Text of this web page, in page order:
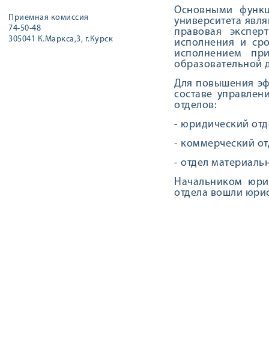
Приемная комиссия
74-50-48
305041 К.Маркса,3, г.Курск
Основными
университета
правовая
исполнения и
исполнением
образовательной
Для повышения
составе
отделов:
- юридический
- коммерческий
- отдел
Начальником
отдела вошли